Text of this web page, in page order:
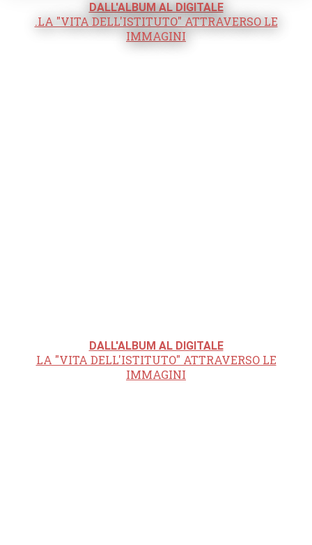
DALL'ALBUM AL DIGITALE
.LA "VITA DELL'ISTITUTO" ATTRAVERSO LE
IMMAGINI
DALL'ALBUM AL DIGITALE
LA "VITA DELL'ISTITUTO" ATTRAVERSO LE
IMMAGINI